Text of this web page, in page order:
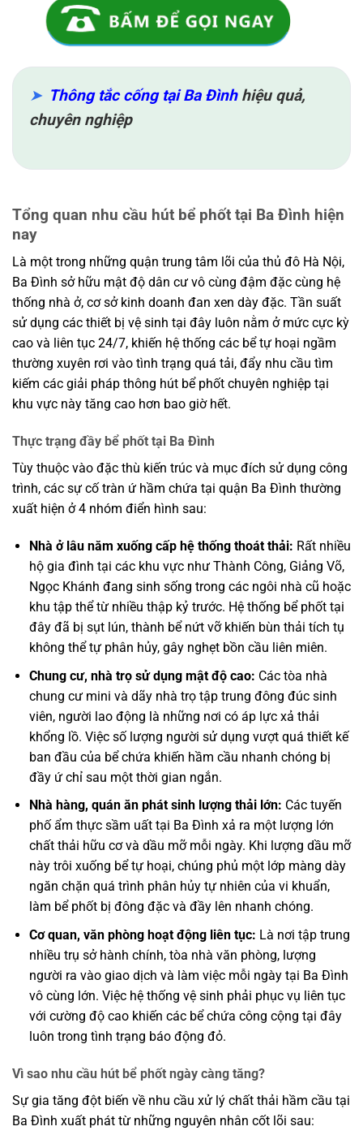
Thông tắc cống tại Ba Đìnhhiệu quả,
chuyên nghiệp
Tổng quan nhu cầu hút bể phốt tại Ba Đình hiện
nay
Là một trong những quận trung tâm lõi của thủ đô Hà Nội,
Ba Đình sở hữu mật độ dân cư vô cùng đậm đặc cùng hệ
thống nhà ở, cơ sở kinh doanh đan xen dày đặc. Tần suất
sử dụng các thiết bị vệ sinh tại đây luôn nằm ở mức cực kỳ
cao và liên tục 24/7, khiến hệ thống các bể tự hoại ngầm
thường xuyên rơi vào tình trạng quá tải, đẩy nhu cầu tìm
kiếm các giải pháp thông hút bể phốt chuyên nghiệp tại
khu vực này tăng cao hơn bao giờ hết.
Thực trạng đầy bể phốt tại Ba Đình
Tùy thuộc vào đặc thù kiến trúc và mục đích sử dụng công
trình, các sự cố tràn ứ hầm chứa tại quận Ba Đình thường
xuất hiện ở 4 nhóm điển hình sau:
Nhà ở lâu năm xuống cấp hệ thống thoát thải: Rất nhiều
hộ gia đình tại các khu vực như Thành Công, Giảng Võ,
Ngọc Khánh đang sinh sống trong các ngôi nhà cũ hoặc
khu tập thể từ nhiều thập kỷ trước. Hệ thống bể phốt tại
đây đã bị sụt lún, thành bể nứt vỡ khiến bùn thải tích tụ
không thể tự phân hủy, gây nghẹt bồn cầu liên miên.
Chung cư, nhà trọ sử dụng mật độ cao: Các tòa nhà
chung cư mini và dãy nhà trọ tập trung đông đúc sinh
viên, người lao động là những nơi có áp lực xả thải
khổng lồ. Việc số lượng người sử dụng vượt quá thiết kế
ban đầu của bể chứa khiến hầm cầu nhanh chóng bị
đầy ứ chỉ sau một thời gian ngắn.
Nhà hàng, quán ăn phát sinh lượng thải lớn: Các tuyến
phố ẩm thực sầm uất tại Ba Đình xả ra một lượng lớn
chất thải hữu cơ và dầu mỡ mỗi ngày. Khi lượng dầu mỡ
này trôi xuống bể tự hoại, chúng phủ một lớp màng dày
ngăn chặn quá trình phân hủy tự nhiên của vi khuẩn,
làm bể phốt bị đông đặc và đầy lên nhanh chóng.
Cơ quan, văn phòng hoạt động liên tục: Là nơi tập trung
nhiều trụ sở hành chính, tòa nhà văn phòng, lượng
người ra vào giao dịch và làm việc mỗi ngày tại Ba Đình
vô cùng lớn. Việc hệ thống vệ sinh phải phục vụ liên tục
với cường độ cao khiến các bể chứa công cộng tại đây
luôn trong tình trạng báo động đỏ.
Vì sao nhu cầu hút bể phốt ngày càng tăng?
Sự gia tăng đột biến về nhu cầu xử lý chất thải hầm cầu tại
Ba Đình xuất phát từ những nguyên nhân cốt lõi sau: